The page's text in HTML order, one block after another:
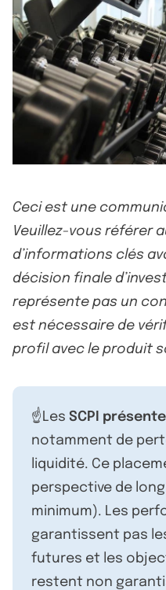
Ceci est une
Veuillez-vous référer
d’informations clés
décision finale
représente pas un
est nécessaire de
profil avec le produit
☝️Les SCPI
notamment de
liquidité. Ce
perspective de
minimum). Les
garantissent pas
futures et les
restent non